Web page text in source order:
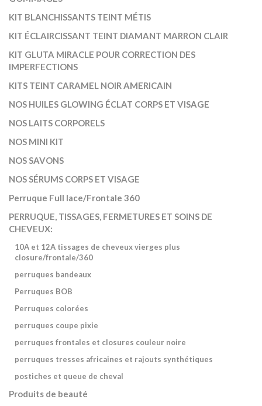
KIT BLANCHISSANTS TEINT MÉTIS
KIT ÉCLAIRCISSANT TEINT DIAMANT MARRON CLAIR
KIT GLUTA MIRACLE POUR CORRECTION DES
IMPERFECTIONS
KITS TEINT CARAMEL NOIR AMERICAIN
NOS HUILES GLOWING ÉCLAT CORPS ET VISAGE
NOS LAITS CORPORELS
NOS MINI KIT
NOS SAVONS
NOS SÉRUMS CORPS ET VISAGE
Perruque Full lace/Frontale 360
PERRUQUE, TISSAGES, FERMETURES ET SOINS DE
CHEVEUX:
10A et 12A tissages de cheveux vierges plus
closure/frontale/360
perruques bandeaux
Perruques BOB
Perruques colorées
perruques coupe pixie
perruques frontales et closures couleur noire
perruques tresses africaines et rajouts synthétiques
postiches et queue de cheval
Produits de beauté